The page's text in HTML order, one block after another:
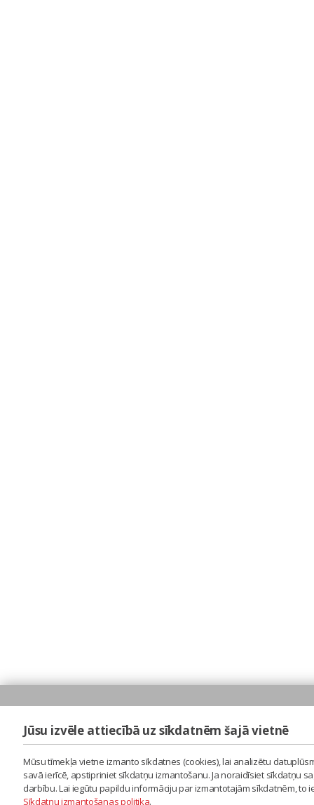
Jūsu izvēle attiecībā uz sīkdatnēm šajā vietnē
Mūsu tīmekļa vietne izmanto sīkdatnes (cookies), lai analizētu
savā ierīcē, apstipriniet sīkdatņu izmantošanu. Ja noraidīsiet sīkdatņu
darbību. Lai iegūtu papildu informāciju par izmantotajām sīkdatnēm,
Sīkdatņu izmantošanas politika.